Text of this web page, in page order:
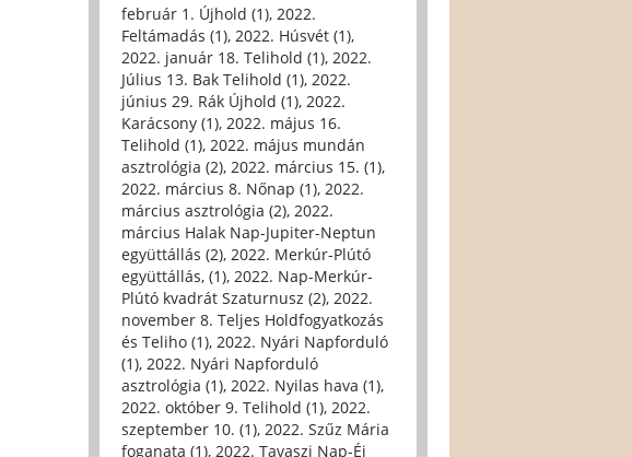
február 1. Újhold (1), 2022.
Feltámadás (1), 2022. Húsvét (1),
2022. január 18. Telihold (1), 2022.
Július 13. Bak Telihold (1), 2022.
június 29. Rák Újhold (1), 2022.
Karácsony (1), 2022. május 16.
Telihold (1), 2022. május mundán
asztrológia (2), 2022. március 15. (1),
2022. március 8. Nőnap (1), 2022.
március asztrológia (2), 2022.
március Halak Nap-Jupiter-Neptun
együttállás (2), 2022. Merkúr-Plútó
együttállás, (1), 2022. Nap-Merkúr-
Plútó kvadrát Szaturnusz (2), 2022.
november 8. Teljes Holdfogyatkozás
és Teliho (1), 2022. Nyári Napforduló
(1), 2022. Nyári Napforduló
asztrológia (1), 2022. Nyilas hava (1),
2022. október 9. Telihold (1), 2022.
szeptember 10. (1), 2022. Szűz Mária
foganata (1), 2022. Tavaszi Nap-Éj